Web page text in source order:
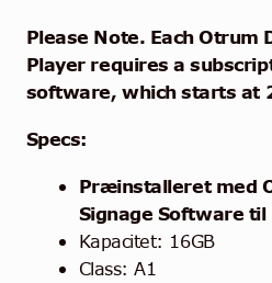
Please Note. Each Otrum
Player requires a
software, which starts at
Specs:
Præinstalleret med
Signage Software
Kapacitet: 16GB
Class: A1